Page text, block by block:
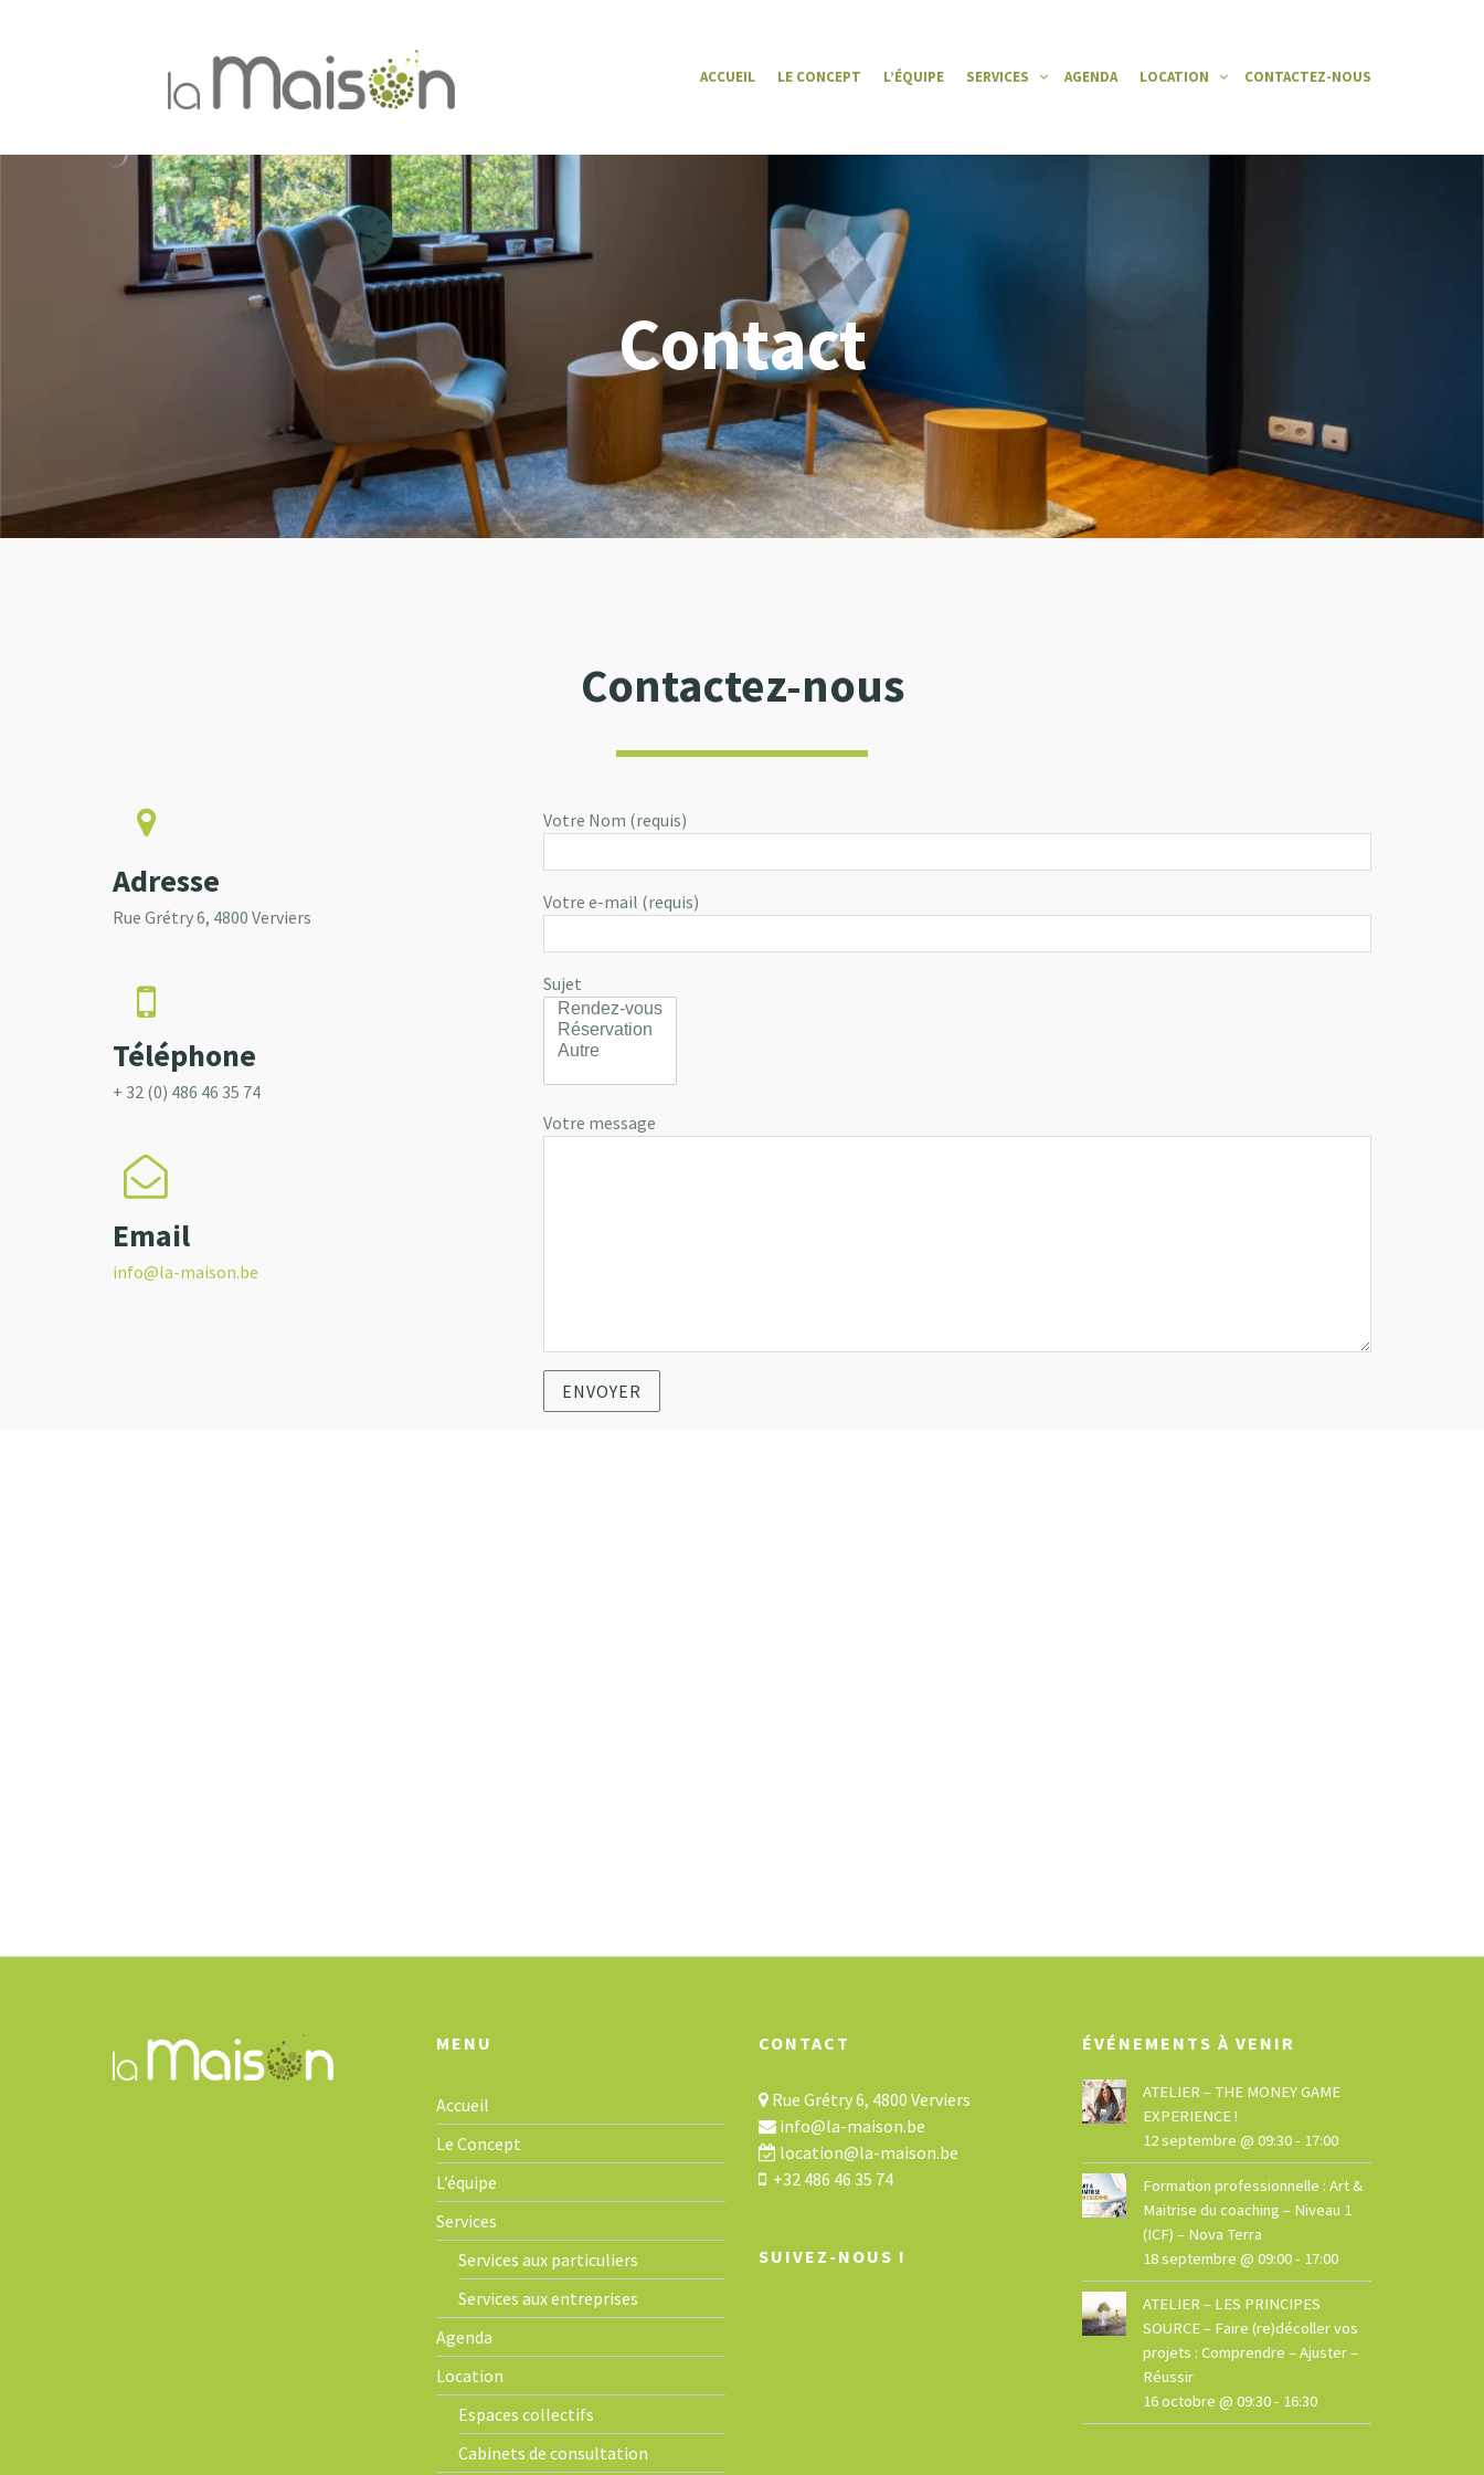
ACCUEIL LE CONCEPT L’ÉQUIPE SERVICES AGENDA LOCATION CONTACTEZ-NOUS
Contact
Contactez-nous
Adresse
Rue Grétry 6, 4800 Verviers
Téléphone
+ 32 (0) 486 46 35 74
Email
info@la-maison.be
Votre Nom (requis)
Votre e-mail (requis)
Sujet
Votre message
MENU
Accueil
Le Concept
L’équipe
Services
Services aux particuliers
Services aux entreprises
Agenda
Location
Espaces collectifs
Cabinets de consultation
CONTACT
Rue Grétry 6, 4800 Verviers
info@la-maison.be
location@la-maison.be
+32 486 46 35 74
SUIVEZ-NOUS !
ÉVÉNEMENTS À VENIR
ATELIER – THE MONEY GAME
EXPERIENCE !
12 septembre @ 09:30- 17:00
Formation professionnelle : Art &
Maitrise du coaching – Niveau 1
(ICF) – Nova Terra
18 septembre @ 09:00- 17:00
ATELIER – LES PRINCIPES
SOURCE – Faire (re)décoller vos
projets : Comprendre – Ajuster –
Réussir
16 octobre @ 09:30- 16:30